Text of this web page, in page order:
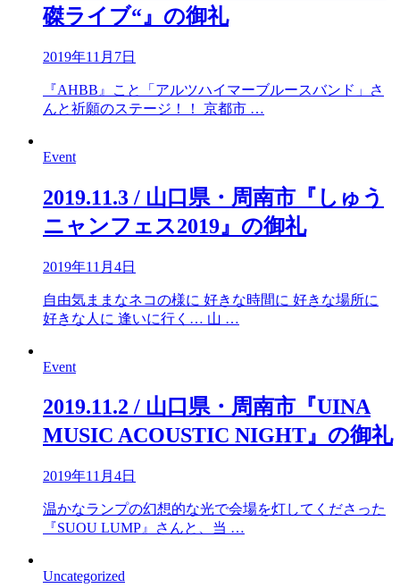
磔ライブ“』の御礼
2019年11月7日
『AHBB』こと「アルツハイマーブルースバンド」さ
んと祈願のステージ！！ 京都市 …
Event
2019.11.3 / 山口県・周南市『しゅう
ニャンフェス2019』の御礼
2019年11月4日
自由気ままなネコの様に 好きな時間に 好きな場所に
好きな人に 逢いに行く… 山 …
Event
2019.11.2 / 山口県・周南市『UINA
MUSIC ACOUSTIC NIGHT』の御礼
2019年11月4日
温かなランプの幻想的な光で会場を灯してくださった
『SUOU LUMP』さんと、当 …
Uncategorized